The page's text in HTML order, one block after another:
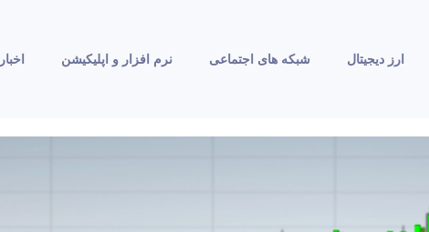
ارز دیجیتال شبکه های اجتماعی نرم افزار و اپلیکیشن